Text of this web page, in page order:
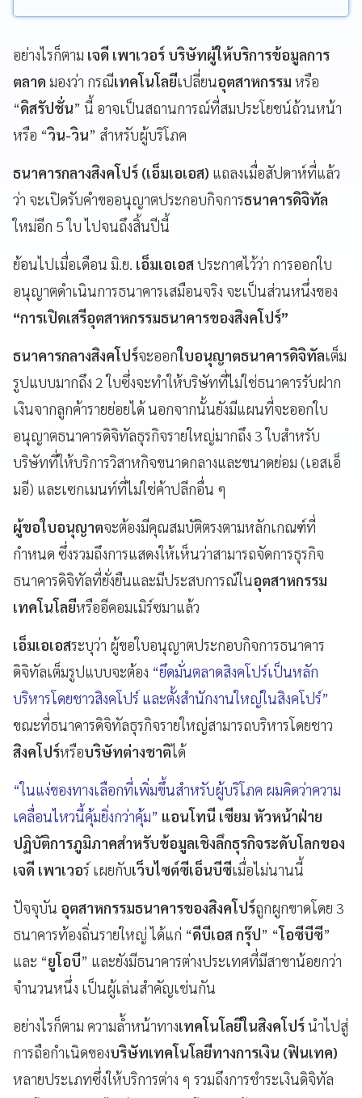
อย่างไรก็ตาม เจดี เพาเวอร์ บริษัทผู้ให้บริการข้อมูลการ
ตลาด มองว่า กรณีเทคโนโลยีเปลี่ยนอุตสาหกรรม หรือ
“ดิสรัปชั่น” นี้ อาจเป็นสถานการณ์ที่สมประโยชน์ถ้วนหน้า
หรือ “วิน-วิน” สำหรับผู้บริโภค
ธนาคารกลางสิงคโปร์ (เอ็มเอเอส) แถลงเมื่อสัปดาห์ที่แล้ว
ว่า จะเปิดรับคำขออนุญาตประกอบกิจการธนาคารดิจิทัล
ใหม่อีก 5 ใบ ไปจนถึงสิ้นปีนี้
ย้อนไปเมื่อเดือน มิ.ย. เอ็มเอเอสประกาศไว้ว่า การออกใบ
อนุญาตดำเนินการธนาคารเสมือนจริง จะเป็นส่วนหนึ่งของ
“การเปิดเสรีอุตสาหกรรมธนาคารของสิงคโปร์”
ธนาคารกลางสิงคโปร์จะออกใบอนุญาตธนาคารดิจิทัลเต็ม
รูปแบบมากถึง 2 ใบซึ่งจะทำให้บริษัทที่ไม่ใช่ธนาคารรับฝาก
เงินจากลูกค้ารายย่อยได้ นอกจากนั้นยังมีแผนที่จะออกใบ
อนุญาตธนาคารดิจิทัลธุรกิจรายใหญ่มากถึง 3 ใบสำหรับ
บริษัทที่ให้บริการวิสาหกิจขนาดกลางและขนาดย่อม (เอสเอ็
มอี) และเซกเมนท์ที่ไม่ใช่ค้าปลีกอื่น ๆ
ผู้ขอใบอนุญาตจะต้องมีคุณสมบัติตรงตามหลักเกณฑ์ที่
กำหนด ซึ่งรวมถึงการแสดงให้เห็นว่าสามารถจัดการธุรกิจ
ธนาคารดิจิทัลที่ยั่งยืนและมีประสบการณ์ในอุตสาหกรรม
เทคโนโลยีหรืออีคอมเมิร์ซมาแล้ว
เอ็มเอเอสระบุว่า ผู้ขอใบอนุญาตประกอบกิจการธนาคาร
ดิจิทัลเต็มรูปแบบจะต้อง “ยึดมั่นตลาดสิงคโปร์เป็นหลัก
บริหารโดยชาวสิงคโปร์ และตั้งสำนักงานใหญ่ในสิงคโปร์”
ขณะที่ธนาคารดิจิทัลธุรกิจรายใหญ่สามารถบริหารโดยชาว
สิงคโปร์หรือบริษัทต่างชาติได้
“ในแง่ของทางเลือกที่เพิ่มขึ้นสำหรับผู้บริโภค ผมคิดว่าความ
เคลื่อนไหวนี้คุ้มยิ่งกว่าคุ้ม” แอนโทนี เซียม หัวหน้าฝ่าย
ปฏิบัติการภูมิภาคสำหรับข้อมูลเชิงลึกธุรกิจระดับโลกของ
เจดี เพาเวอร์ เผยกับเว็บไซต์ซีเอ็นบีซีเมื่อไม่นานนี้
ปัจจุบัน อุตสาหกรรมธนาคารของสิงคโปร์ถูกผูกขาดโดย 3
ธนาคารท้องถิ่นรายใหญ่ ได้แก่ “ดีบีเอส กรุ๊ป” “โอซีบีซี”
และ “ยูโอบี” และยังมีธนาคารต่างประเทศที่มีสาขาน้อยกว่า
จำนวนหนึ่ง เป็นผู้เล่นสำคัญเช่นกัน
อย่างไรก็ตาม ความล้ำหน้าทางเทคโนโลยีในสิงคโปร์นำไปสู่
การถือกำเนิดของบริษัทเทคโนโลยีทางการเงิน (ฟินเทค)
หลายประเภทซึ่งให้บริการต่าง ๆ รวมถึงการชำระเงินดิจิทัล